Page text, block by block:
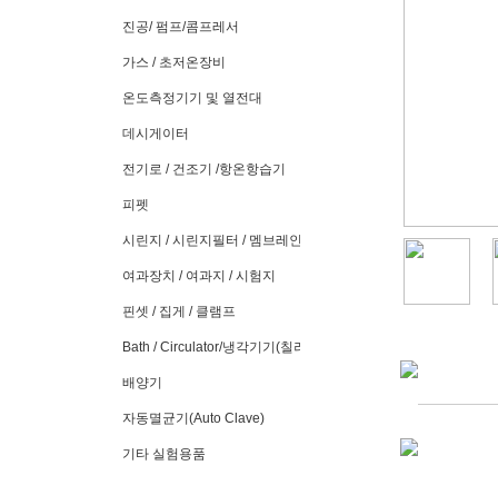
진공/ 펌프/콤프레서
가스 / 초저온장비
온도측정기기 및 열전대
데시게이터
전기로 / 건조기 /항온항습기
피펫
시린지 / 시린지필터 / 멤브레인필터
여과장치 / 여과지 / 시험지
핀셋 / 집게 / 클램프
Bath / Circulator/냉각기기(칠러)
배양기
자동멸균기(Auto Clave)
기타 실험용품